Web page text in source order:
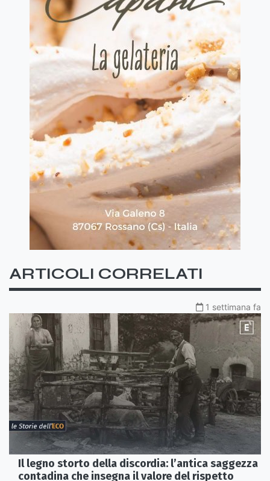
ARTICOLI CORRELATI
1 settimana fa
Il legno storto della discordia: l’antica saggezza
contadina che insegna il valore del rispetto